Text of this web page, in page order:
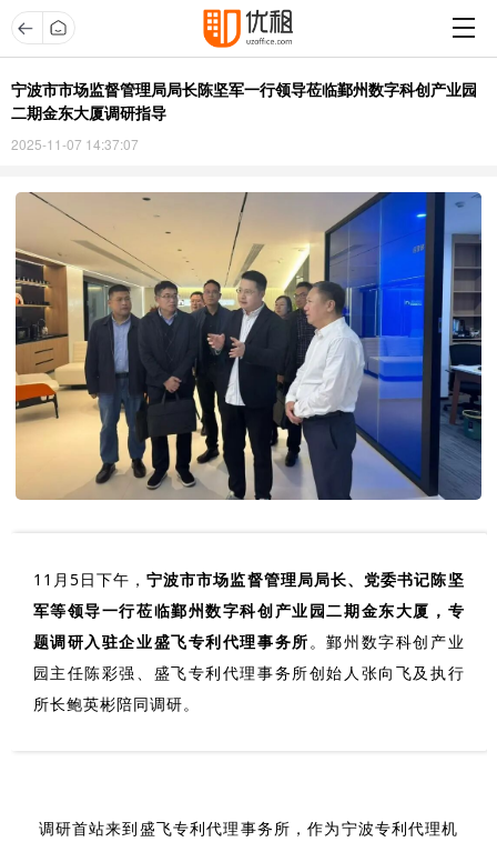
宁波市市场监督管理局局长陈坚军一行领导莅临鄞州数字科创产业园
二期金东大厦调研指导
2025-11-07 14:37:07
11月5日下午，宁波市市场监督管理局局长、党委书记陈坚
军等领导一行莅临鄞州数字科创产业园二期金东大厦，专
题调研入驻企业盛飞专利代理事务所。鄞州数字科创产业
园主任陈彩强、盛飞专利代理事务所创始人张向飞及执行
所长鲍英彬陪同调研。
调研首站来到盛飞专利代理事务所，作为宁波专利代理机